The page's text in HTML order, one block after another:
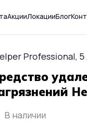
АкцииЛокацииБлог
Professional, 5
В наличии